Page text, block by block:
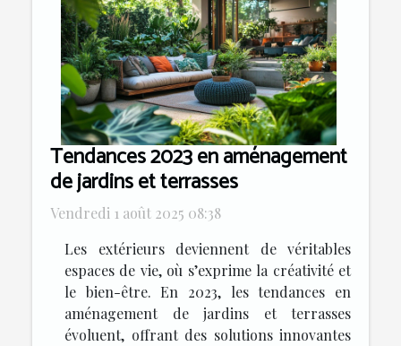
Tendances 2023 en aménagement
de jardins et terrasses
Vendredi 1 août 2025 08:38
Les extérieurs deviennent de véritables
espaces de vie, où s’exprime la créativité et
le bien-être. En 2023, les tendances en
aménagement de jardins et terrasses
évoluent, offrant des solutions innovantes